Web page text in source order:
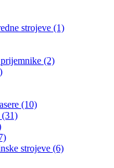
strojeve (1)
(2)
(10)
strojeve (6)